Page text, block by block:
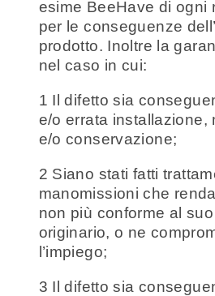
esime BeeHave di ogni
per le conseguenze
prodotto. Inoltre la
nel caso in cui:
1 Il difetto sia
e/o errata installazione,
e/o conservazione;
2 Siano stati fatti
manomissioni che
non più conforme al
originario, o ne
l’impiego;
3 Il difetto sia